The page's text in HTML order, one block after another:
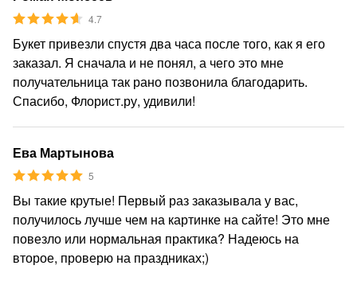
4.7
Букет привезли спустя два часа после того, как я его
заказал. Я сначала и не понял, а чего это мне
получательница так рано позвонила благодарить.
Спасибо, Флорист.ру, удивили!
Ева Мартынова
5
Вы такие крутые! Первый раз заказывала у вас,
получилось лучше чем на картинке на сайте! Это мне
повезло или нормальная практика? Надеюсь на
второе, проверю на праздниках;)